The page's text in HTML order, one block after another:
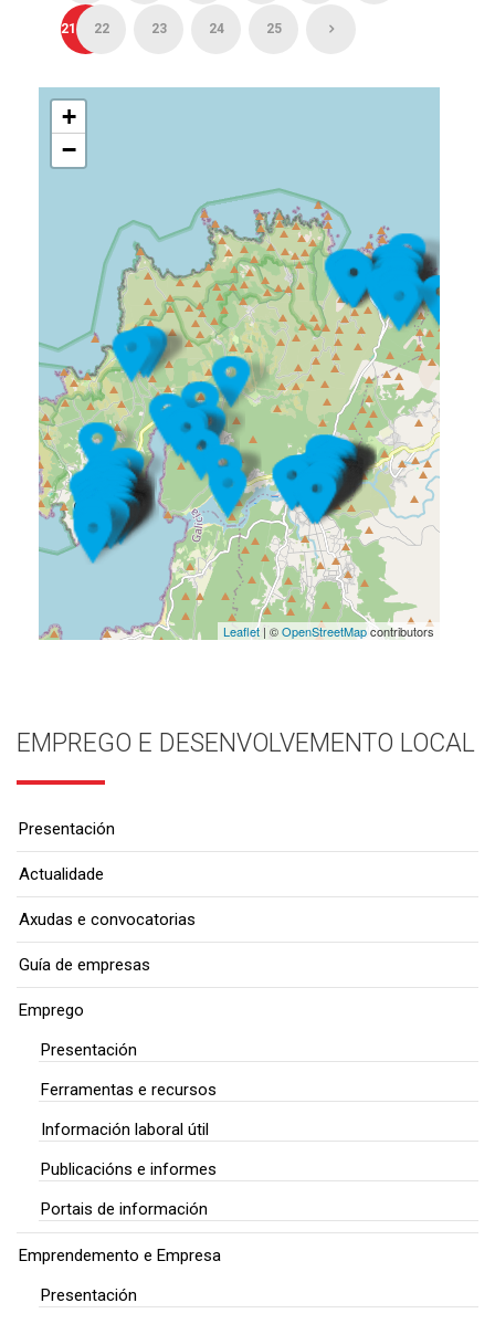
21 22 23 24 25
+
−
Leaflet| ©OpenStreetMapcontributors
EMPREGO E DESENVOLVEMENTO LOCAL
Presentación
Actualidade
Axudas e convocatorias
Guía de empresas
Emprego
Presentación
Ferramentas e recursos
Información laboral útil
Publicacións e informes
Portais de información
Emprendemento e Empresa
Presentación